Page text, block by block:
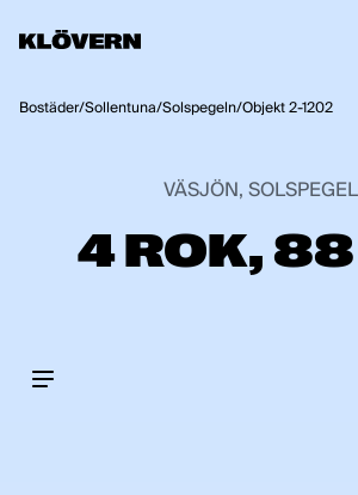
Bostäder/Sollentuna/Solspegeln/Objekt 2-1202
VÄSJÖN,
4 ROK,